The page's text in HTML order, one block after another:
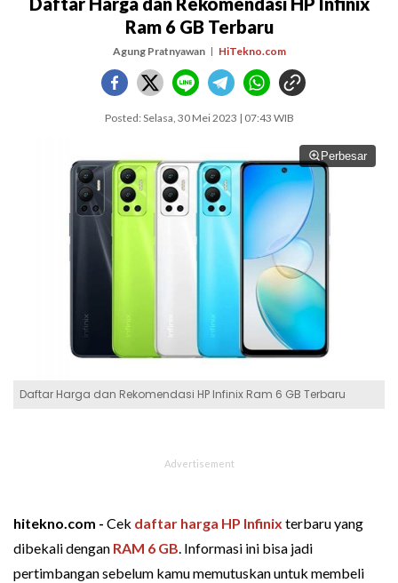
Ram 6 GB Terbaru
Agung Pratnyawan HiTekno.com
Posted: Selasa, 30 Mei 2023 | 07:43 WIB
Perbesar
Daftar Harga dan Rekomendasi HP Infinix Ram 6 GB Terbaru
hitekno.com - Cek daftar harga HP Infinix terbaru yang
dibekali dengan RAM 6 GB. Informasi ini bisa jadi
pertimbangan sebelum kamu memutuskan untuk membeli